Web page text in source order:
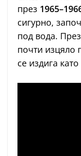
през
сигурно,
под вода.
почти изцяло
се издига